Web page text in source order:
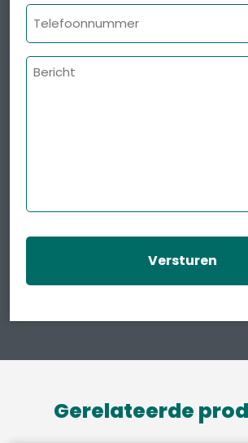
Telefoonnummer
Bericht
Gerelateerde